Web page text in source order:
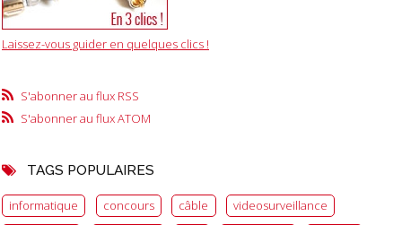
Laissez-vous guider en quelques clics !
S'abonner au flux RSS
S'abonner au flux ATOM
TAGS POPULAIRES
informatique concours câble
videosurveillance